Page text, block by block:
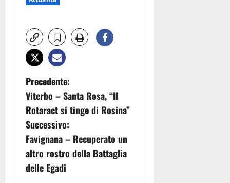
N
a
v
i
g
Precedente:
Viterbo – Santa Rosa, “Il
Rotaract si tinge di Rosina”
Successivo:
Favignana – Recuperato un
altro rostro della Battaglia
delle Egadi